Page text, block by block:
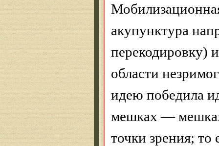
акупунктура
перекодировку)
области
идею победила
мешках —
точки зрения; то